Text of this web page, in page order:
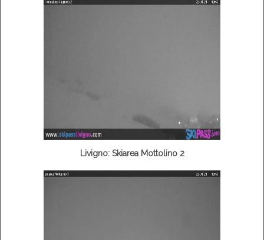
Livigno: Skiarea Mottolino 2